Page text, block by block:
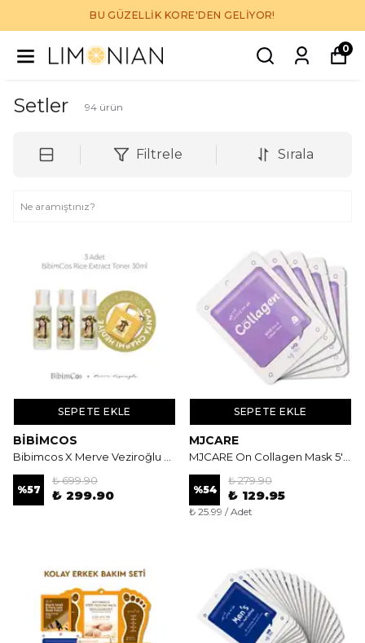
BU GÜZELLİK KORE'DEN GELİYOR!
0
Setler 94 ürün
Filtrele Sırala
SEPETE EKLE
BIBIMCOS
%57
₺ 699.90
₺ 299.90
SEPETE EKLE
MJCARE
%54
₺ 279.90
₺ 129.95
₺ 25.99 / Adet